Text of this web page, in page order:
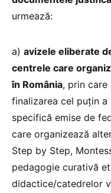
urmează:
a) avizele eliberate
centrele care
în România, prin care
finalizarea cel puțin
specifică emise de
care organizează
Step by Step,
pedagogie curativă
didactice/catedrelor